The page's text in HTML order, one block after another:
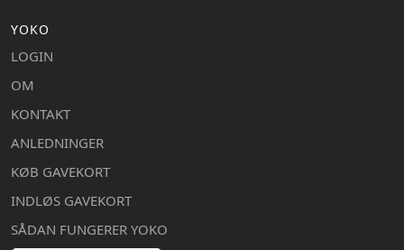
YOKO
LOGIN
OM
KONTAKT
ANLEDNINGER
KØB GAVEKORT
INDLØS GAVEKORT
SÅDAN FUNGERER YOKO